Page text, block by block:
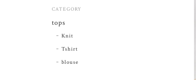
CATEGORY
tops
Knit
Tshirt
blouse